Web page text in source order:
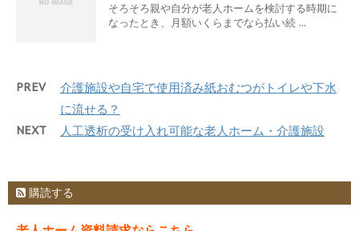
そろそろ親や自分が老人ホームを検討する時期に
なったとき、月額いくらまでなら払い続 ...
PREV
介護施設や自宅で使用済み紙おむつがトイレや下水
に流せる？
NEXT 人工透析の受け入れ可能な老人ホーム・介護施設
購読する